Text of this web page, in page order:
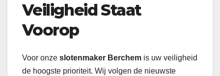
Veiligheid Staat
Voorop
Voor onze slotenmaker Berchem is uw veiligheid
de hoogste prioriteit. Wij volgen de nieuwste